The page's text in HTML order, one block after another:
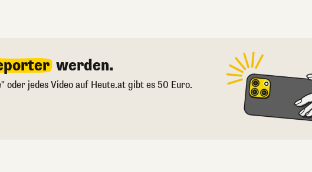
werden.
oder jedes Video auf Heute.at gibt es 50 Euro.